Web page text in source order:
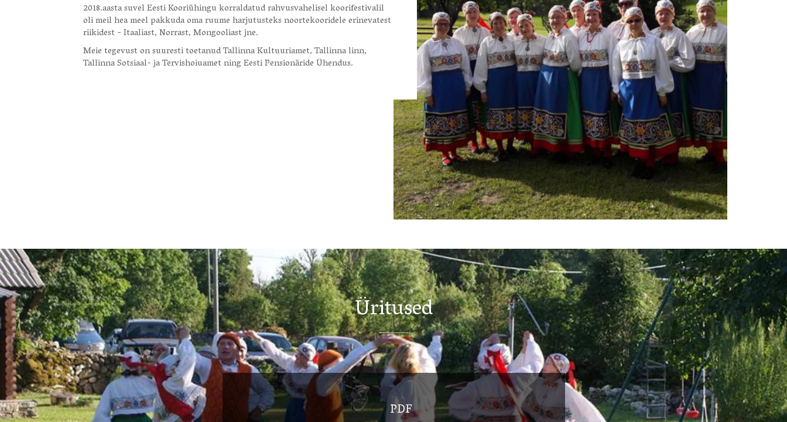
2018.aasta suvel Eesti Kooriühingu korraldatud rahvusvahelisel koorifestivalil
oli meil hea meel pakkuda oma ruume harjutusteks noortekooridele erinevatest
riikidest - Itaaliast, Norrast, Mongooliast jne.
Meie tegevust on suuresti toetanud Tallinna Kultuuriamet, Tallinna linn,
Tallinna Sotsiaal- ja Tervishoiuamet ning Eesti Pensionäride Ühendus.
Üritused
PDF